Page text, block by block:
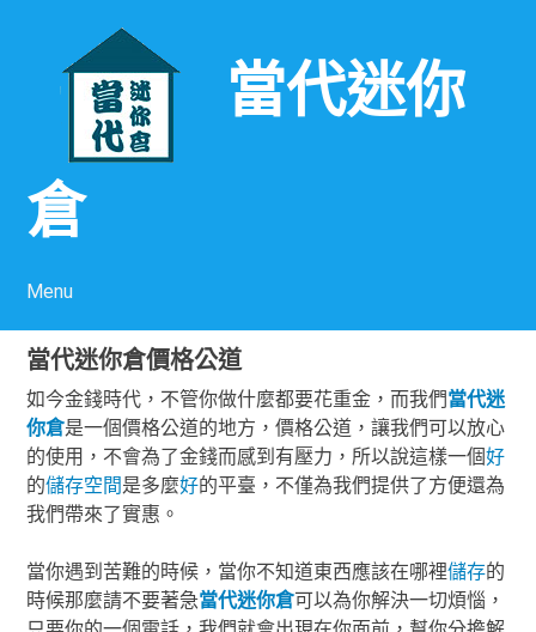
當代迷你
倉
Menu
當代迷你倉價格公道
如今金錢時代，不管你做什麼都要花重金，而我們當代迷
你倉是一個價格公道的地方，價格公道，讓我們可以放心
的使用，不會為了金錢而感到有壓力，所以說這樣一個好
的儲存空間是多麼好的平臺，不僅為我們提供了方便還為
我們帶來了實惠。
當你遇到苦難的時候，當你不知道東西應該在哪裡儲存的
時候那麼請不要著急當代迷你倉可以為你解決一切煩惱，